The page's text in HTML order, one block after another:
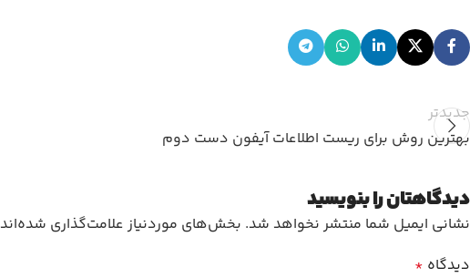
جدیدتر
بهترین روش‌ برای ریست اطلاعات آیفون دست دوم
دیدگاهتان را بنویسید
نشانی ایمیل شما منتشر نخواهد شد. بخش‌های موردنیاز علامت‌گذاری شده‌اند
دیدگاه *